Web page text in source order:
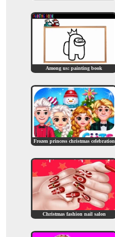
Among us: painting book
Frozen princess christmas celebration
Christmas fashion nail salon